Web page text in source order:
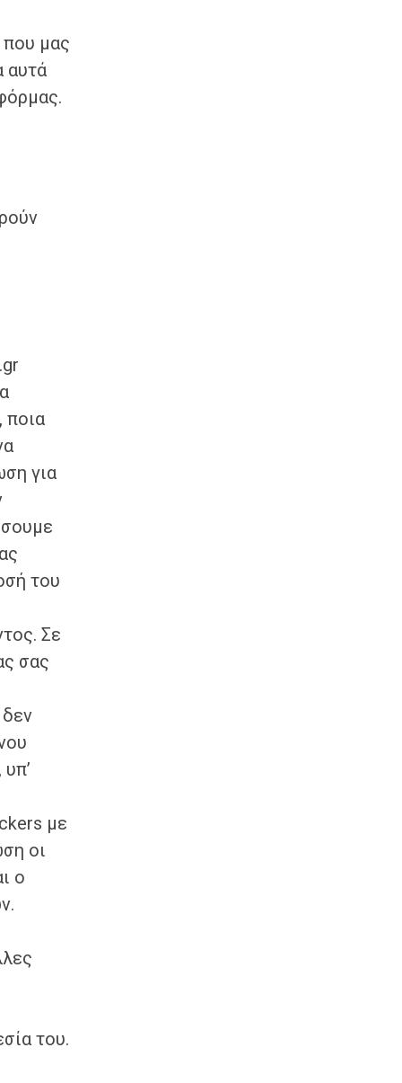
μας
αυτά
ποια
για
του
Σε
σας
με
οι
ο
του.